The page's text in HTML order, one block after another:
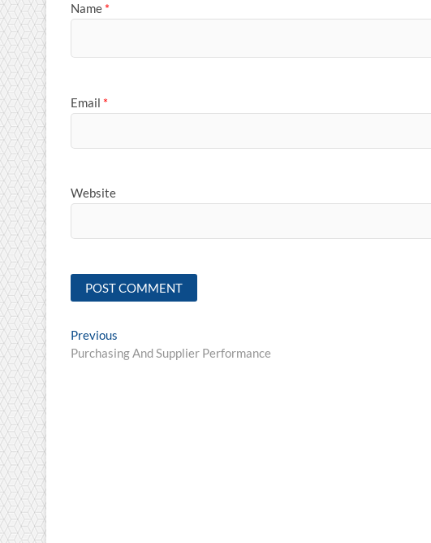
Name *
Email *
Website
Post
navigation
Previous
post:
Purchasing And Supplier Performance